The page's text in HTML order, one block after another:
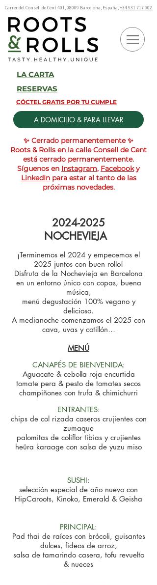
Carrer del Consell de Cent 401, 08009 Barcelona, España,+34 931 717 902
LA CARTA
RESERVAS
CÓCTEL GRATIS POR TU CUMPLE
A DOMICILIO & PARA LLEVAR
✨ Cerrado permanentemente ✨
Roots & Rolls en la calle Consell de Cent
está cerrado permanentemente.
Síguenos en Instagram, Facebooky
LinkedInpara estar al tanto de las
próximas novedades.
2024-2025
NOCHEVIEJA
¡Terminemos el 2024 y empecemos el
2025 juntos con buen rollo!
Disfruta de la Nochevieja en Barcelona
en un entorno único con copas, buena
música,
menú degustación 100% vegano y
delicioso.
A medianoche comenzamos el 2025 con
cava, uvas y cotillón…
MENÚ
CANAPÉS DE BIENVENIDA:
Aguacate & cebolla roja encurtida
tomate pera & pesto de tomates secos
champiñones con trufa & chimichurri
ENTRANTES:
chips de col rizada caseros crujientes con
zumaque
palomitas de coliflor tibias y crujientes
heüra karaage con salsa de yuzu miso
SUSHI:
selección especial de año nuevo con
HipCaroots, Kinoko, Emerald & Geisha
PRINCIPAL:
Pad thai de raíces con brócoli, guisantes
dulces, fideos de arroz,
salsa de tamarindo casera, tofu revuelto
& nueces